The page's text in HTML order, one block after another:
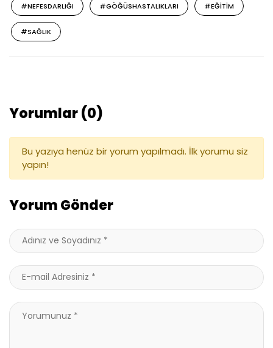
#NEFESDARLIĞI #GÖĞÜSHASTALIKLARI #EĞITIM
#SAĞLIK
Yorumlar (0)
Bu yazıya henüz bir yorum yapılmadı. İlk yorumu siz
yapın!
Yorum Gönder